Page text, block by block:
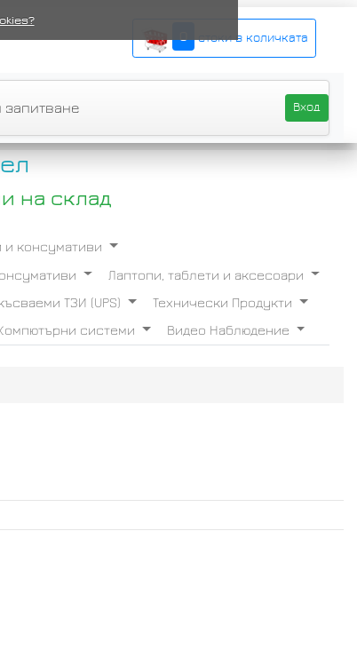
стоки в количката
запитване Вход
на склад
и консумативи
Лаптопи, таблети и аксесоари
ТЗИ (UPS)
Технически Продукти
системи Видео Наблюдение